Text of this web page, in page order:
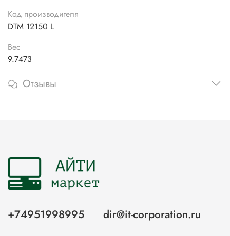
Код производителя
DTM 12150 L
Вес
9.7473
Отзывы
+74951998995 dir@it-corporation.ru